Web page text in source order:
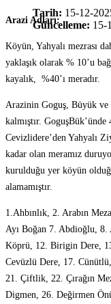
Tarih: 15-12-
Güncelleme: 15-
Arazi Adları:
Köyün, Yahyalı mezrası
yaklaşık olarak % 10’u
kayalık, %40’ı meradır.
Arazinin Goguş, Büyük ve
kalmıştır.
Cevizlidere’den Yahyalı
kadar olan meramız
kurulduğu yer köyün
alamamıştır.
1.Ahbınlık, 2. Arabın
Ayı Boğan 7. Abdioğlu, 8.
Köprü, 12. Birigin Dere,
Cevüzlü Dere, 17.
21. Çiftlik, 22. Çırağın
Digmen, 26. Değirmen